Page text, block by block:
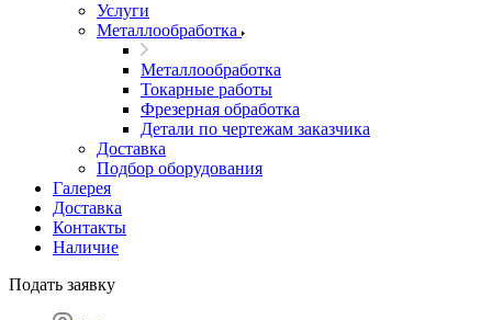
Услуги
Металлообработка
Металлообработка
Токарные работы
Фрезерная обработка
Детали по чертежам заказчика
Доставка
Подбор оборудования
Галерея
Доставка
Контакты
Наличие
Подать заявку